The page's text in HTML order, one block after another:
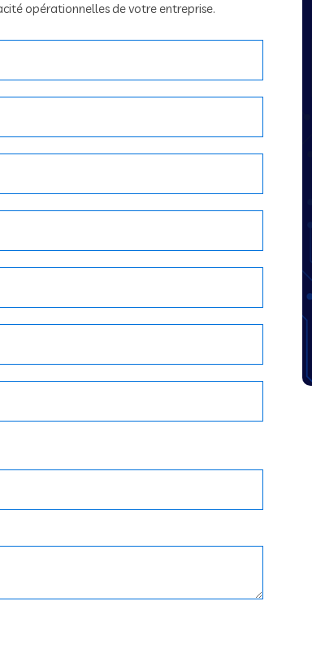
opérationnelles de votre entreprise.